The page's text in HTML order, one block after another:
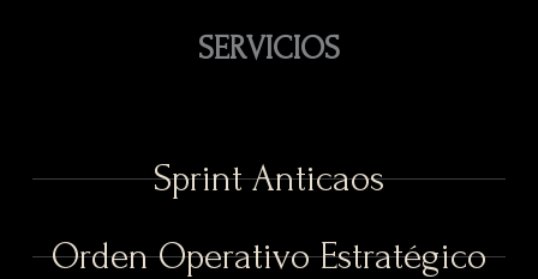
SERVICIOS
Sprint Anticaos
Orden Operativo Estratégico